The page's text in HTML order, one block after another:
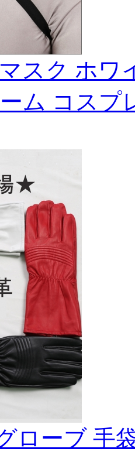
スク ホワ
ム コスプ
ローブ 手